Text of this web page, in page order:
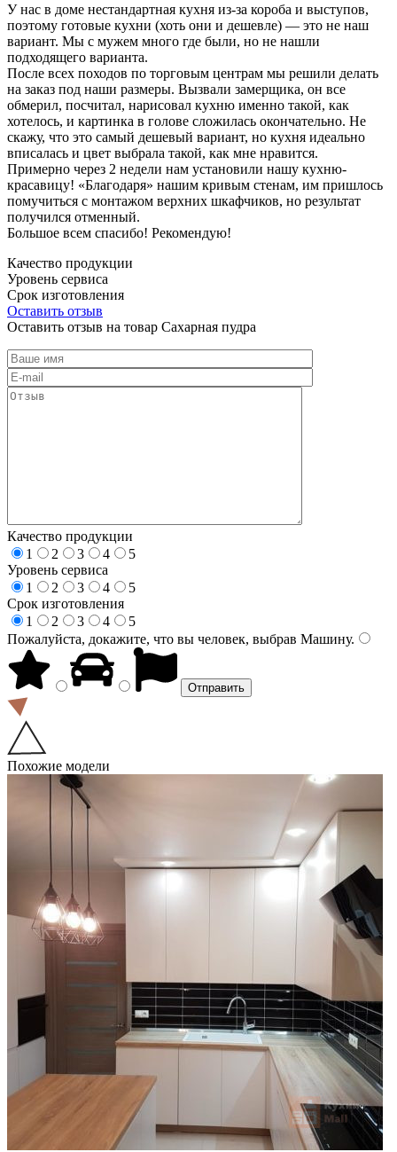
У нас в доме нестандартная кухня из-за короба и выступов,
поэтому готовые кухни (хоть они и дешевле) — это не наш
вариант. Мы с мужем много где были, но не нашли
подходящего варианта.
После всех походов по торговым центрам мы решили делать
на заказ под наши размеры. Вызвали замерщика, он все
обмерил, посчитал, нарисовал кухню именно такой, как
хотелось, и картинка в голове сложилась окончательно. Не
скажу, что это самый дешевый вариант, но кухня идеально
вписалась и цвет выбрала такой, как мне нравится.
Примерно через 2 недели нам установили нашу кухню-
красавицу! «Благодаря» нашим кривым стенам, им пришлось
помучиться с монтажом верхних шкафчиков, но результат
получился отменный.
Большое всем спасибо! Рекомендую!
Качество продукции
Уровень сервиса
Срок изготовления
Оставить отзыв
Оставить отзыв на товар Сахарная пудра
Качество продукции
1
2 3 4
5
Уровень сервиса
1
2 3 4
5
Срок изготовления
1
2 3 4
5
Пожалуйста, докажите, что вы человек, выбрав Машину.
Похожие модели